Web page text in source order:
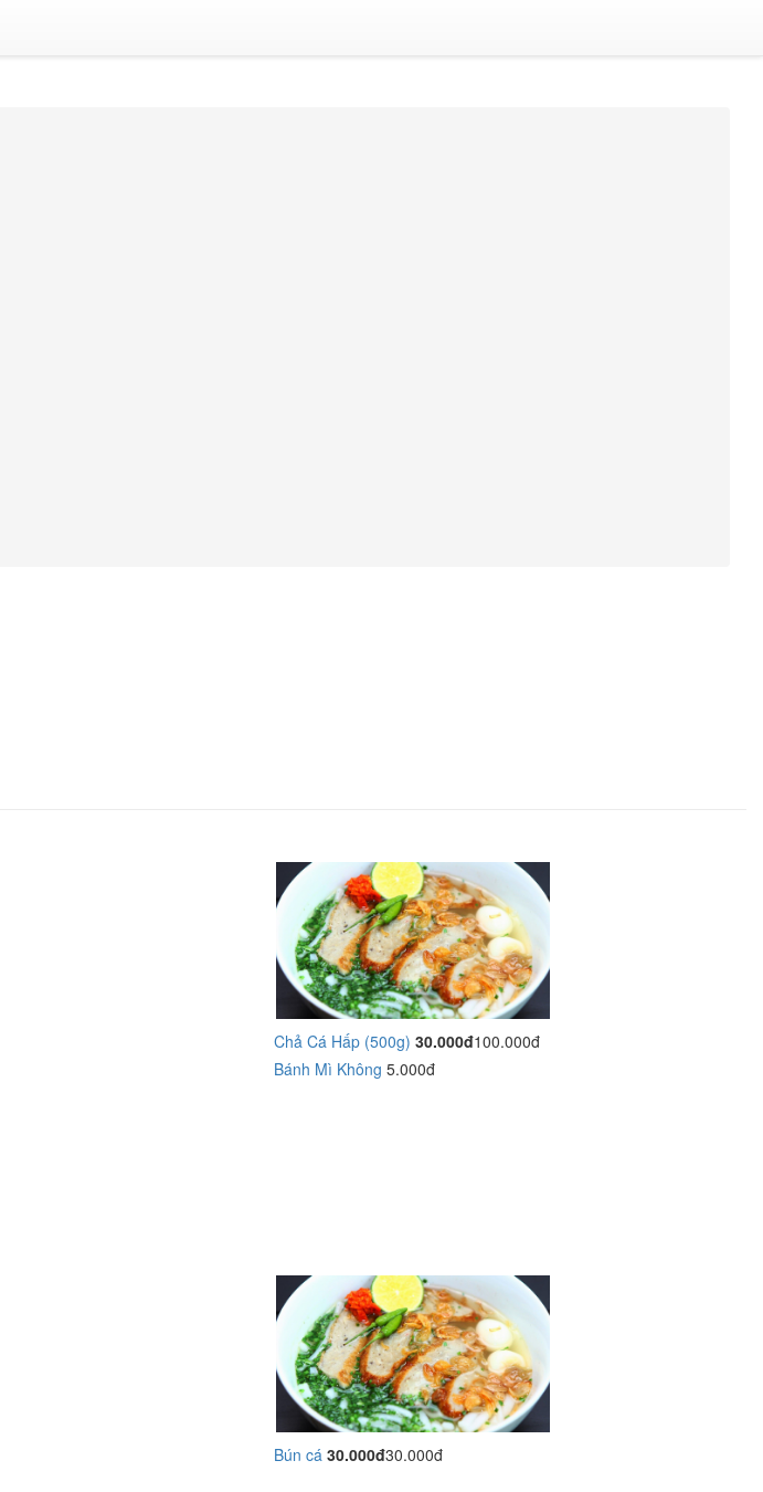
Chả Cá Hấp (500g) 30.000đ100.000đ
Bánh Mì Không 5.000đ
Bún cá 30.000đ30.000đ